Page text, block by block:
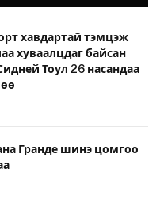
хавдартай тэмцэж
хуваалцдаг байсан
Тоул 26 насандаа
Гранде шинэ цомгоо